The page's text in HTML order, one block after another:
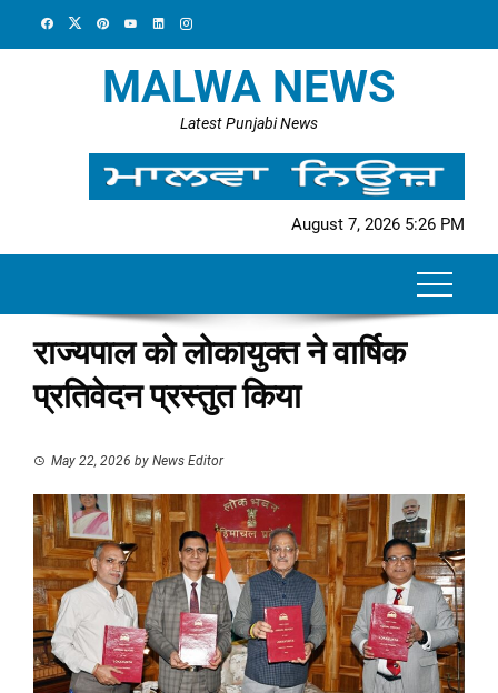
MALWA NEWS
Latest Punjabi News
August 7, 2026 5:26 PM
राज्यपाल कोे लोकायुक्त ने वार्षिक
प्रतिवेदन प्रस्तुत किया
May 22, 2026 by News Editor